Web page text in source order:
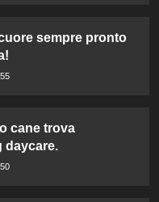
sempre pronto
cane trova
daycare.